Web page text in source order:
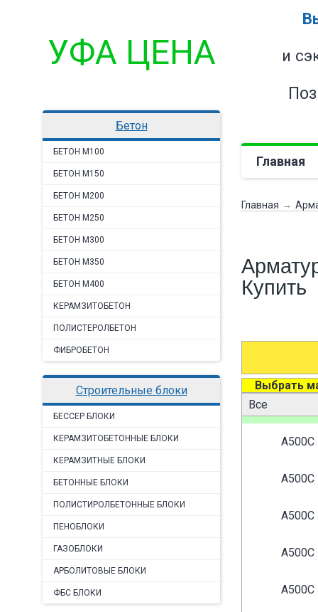
УФА ЦЕНА
бетон
БЕТОН М100
БЕТОН М150
БЕТОН М200
БЕТОН М250
БЕТОН М300
БЕТОН М350
БЕТОН М400
КЕРАМЗИТОБЕТОН
ПОЛИСТЕРОЛБЕТОН
ФИБРОБЕТОН
строительные блоки
БЕССЕР БЛОКИ
КЕРАМЗИТОБЕТОННЫЕ БЛОКИ
КЕРАМЗИТНЫЕ БЛОКИ
БЕТОННЫЕ БЛОКИ
ПОЛИСТИРОЛБЕТОННЫЕ БЛОКИ
ПЕНОБЛОКИ
ГАЗОБЛОКИ
АРБОЛИТОВЫЕ БЛОКИ
ФБС БЛОКИ
и
Главная
Главная →
Купить
Выбрать
Марки
арматуры
A500C
A500C
A500C
A500C
A500C